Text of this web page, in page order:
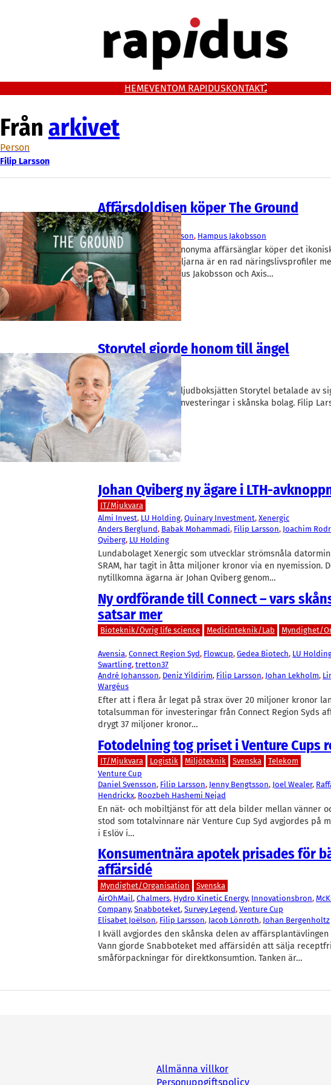
HEMEVENTOM RAPIDUSKONTAKT
Från arkivet
Person
Filip Larsson
Affärsdoldisen köper The Ground
Okategoriserade
The Ground
Filip Larsson, Hampus Jakobsson
En av Malmös mest anonyma affärsänglar köper det
huset The Ground. Säljarna är en rad näringslivsprofiler
Dot-grundaren Hampus Jakobsson och Axis…
Storytel gjorde honom till ängel
Finans/Riskkapital
Tilf
Filip Larsson
En tidig investering i ljudboksjätten Storytel betalade av
har möjliggjort flera investeringar i skånska bolag. Filip
affärsängel…
Johan Qviberg ny ägare i LTH-
IT/Mjukvara
Almi Invest, LU Holding, Quinary Investment, Xenergic
Anders Berglund, Babak Mohammadi, Filip Larsson, Joachim
Qviberg, LU Holding
Lundabolaget Xenergic som utvecklar strömsnåla
SRAM, har tagit in åtta miljoner kronor via en nyemission.
nytillkomna ägarna är Johan Qviberg genom…
Ny ordförande till Connect – vars
satsar mer
Bioteknik/Övrig life science Medicinteknik/Lab
Myndighet/
Avensia, Connect Region Syd, Flowcup, Gedea Biotech, LU
Swartling, tretton37
André Johansson, Deniz Yildirim, Filip Larsson, Johan Lekholm,
Wargéus
Efter att i flera år legat på strax över 20 miljoner kronor
totalsumman för investeringar från Connect Region Syds
drygt 37 miljoner kronor…
Fotodelning tog priset i Venture Cups
IT/Mjukvara Logistik Miljöteknik Svenska Telekom
Venture Cup
Daniel Svensson, Filip Larsson, Jenny Bengtsson, Joel Wealer,
Hendrickx, Roozbeh Hashemi Nejad
En nät- och mobiltjänst för att dela bilder mellan vänner
stod som totalvinnare när Venture Cup Syd avgjordes på
i Eslöv i…
Konsumentnära apotek prisades för
affärsidé
Myndighet/Organisation Svenska
AirOhMail, Chalmers, Hydro Kinetic Energy, Innovationsbron,
Company, Snabboteket, Survey Legend, Venture Cup
Elisabet Joëlson, Filip Larsson, Jacob Lönroth, Johan Bergenholtz
I kväll avgjordes den skånska delen av affärsplantävlingen
Vann gjorde Snabboteket med affärsidén att sälja
småförpackningar för direktkonsumtion. Tanken är…
Allmänna villkor
Personuppgiftspolicy